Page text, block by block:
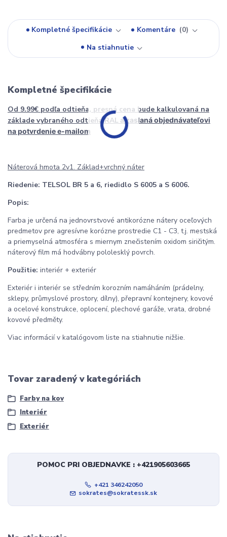
Kompletné špecifikácie Komentáre
0
Na stiahnutie
Kompletné špecifikácie
Od 9.99€ podľa odtieňa, presná cena bude kalkulovaná na
základe vybraného odtieňa RAL a zaslaná objednávateľovi
na potvrdenie e-mailom
Náterová hmota 2v1. Základ+vrchný náter
Riedenie: TELSOL BR 5 a 6, riedidlo S 6005 a S 6006.
Popis:
Farba je určená na jednovrstvové antikorózne nátery oceľových
predmetov pre agresívne korózne prostredie C1 - C3, t.j. mestská
a priemyselná atmosféra s miernym znečistením oxidom siričitým.
náterový film má hodvábny pololesklý povrch.
Použitie: interiér + exteriér
Exteriér i interiér se středním korozním namáháním (prádelny,
sklepy, průmyslové prostory, dílny), přepravní kontejnery, kovové
a ocelové konstrukce, oplocení, plechové garáže, vrata, drobné
kovové předměty.
Viac informácií v katalógovom liste na stiahnutie nižšie.
Tovar zaradený v kategóriách
Farby na kov
Interiér
Exteriér
POMOC PRI OBJEDNAVKE : +421905603665
+421 346242050
sokrates@sokratessk.sk